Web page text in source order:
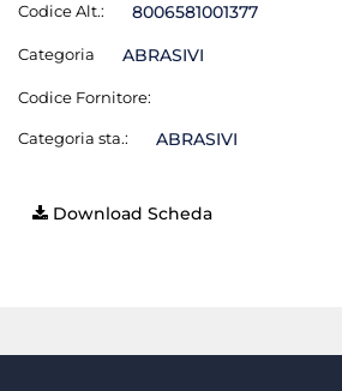
Codice Alt.: 8006581001377
Categoria ABRASIVI
Codice Fornitore:
Categoria sta.: ABRASIVI
Download Scheda